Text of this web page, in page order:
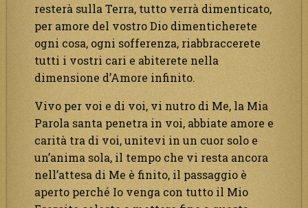
resterà sulla Terra, tutto verrà dimenticato,
per amore del vostro Dio dimenticherete
ogni cosa, ogni sofferenza, riabbraccerete
tutti i vostri cari e abiterete nella
dimensione d’Amore infinito.
Vivo per voi e di voi, vi nutro di Me, la Mia
Parola santa penetra in voi, abbiate amore e
carità tra di voi, unitevi in un cuor solo e
un’anima sola, il tempo che vi resta ancora
nell’attesa di Me è finito, il passaggio è
aperto perché Io venga con tutto il Mio